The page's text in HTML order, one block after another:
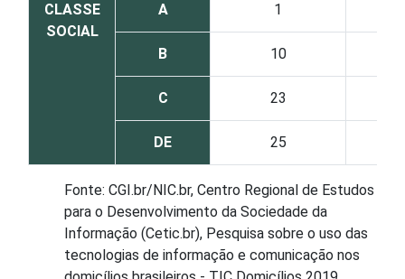
CLASSE
SOCIAL
A 1
B 10
C 23
DE 25
Fonte: CGI.br/NIC.br, Centro Regional de Estudos
para o Desenvolvimento da Sociedade da
Informação (Cetic.br), Pesquisa sobre o uso das
tecnologias de informação e comunicação nos